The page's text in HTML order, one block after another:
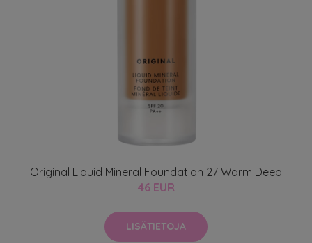
Original Liquid Mineral Foundation 27 Warm Deep
46 EUR
LISÄTIETOJA